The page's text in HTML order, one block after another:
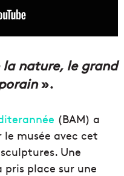
nature, le grand
».
(BAM) a
musée avec cet
Une
pris place sur une